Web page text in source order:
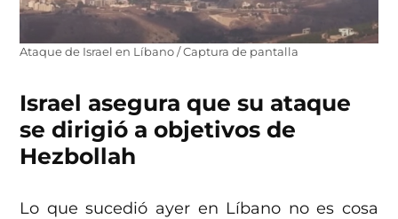
Ataque de Israel en Líbano / Captura de pantalla
Israel asegura que su ataque
se dirigió a objetivos de
Hezbollah
Lo que sucedió ayer en Líbano no es cosa